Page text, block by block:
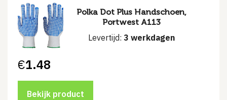
Polka Dot Plus Handschoen,
Portwest A113
Levertijd: 3 werkdagen
€1.48
Bekijk product